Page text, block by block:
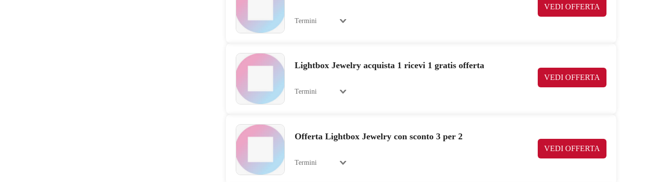
VEDI OFFERTA
Termini
Lightbox Jewelry acquista 1 ricevi 1 gratis offerta
VEDI OFFERTA
Termini
Offerta Lightbox Jewelry con sconto 3 per 2
VEDI OFFERTA
Termini